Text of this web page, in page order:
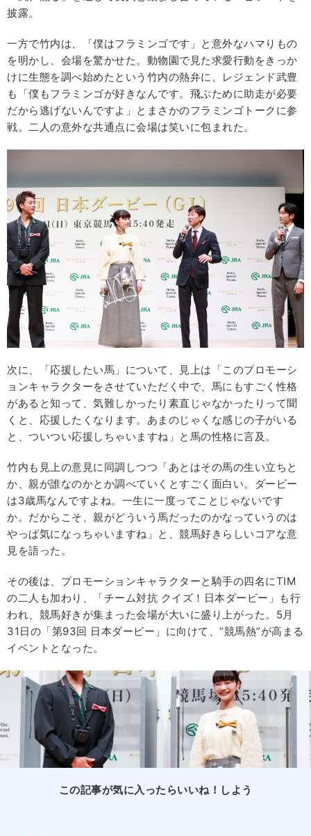
披露。
一方で竹内は、「僕はフラミンゴです」と意外なハマりもの
を明かし、会場を驚かせた。動物園で見た求愛行動をきっか
けに生態を調べ始めたという竹内の熱弁に、レジェンド武豊
も「僕もフラミンゴが好きなんです。飛ぶために助走が必要
だから逃げないんですよ」とまさかのフラミンゴトークに参
戦。二人の意外な共通点に会場は笑いに包まれた。
次に、「応援したい馬」について、見上は「このプロモーシ
ョンキャラクターをさせていただく中で、馬にもすごく性格
があると知って、気難しかったり素直じゃなかったりって聞
くと、応援したくなります。あまのじゃくな感じの子がいる
と、ついつい応援しちゃいますね」と馬の性格に言及。
竹内も見上の意見に同調しつつ「あとはその馬の生い立ちと
か、親が誰なのかとか調べていくとすごく面白い。ダービー
は3歳馬なんですよね。一生に一度ってことじゃないです
か。だからこそ、親がどういう馬だったのかなっていうのは
やっぱ気になっちゃいますね」と、競馬好きらしいコアな意
見を語った。
その後は、プロモーションキャラクターと騎手の四名にTIM
の二人も加わり、「チーム対抗 クイズ！日本ダービー」も行
われ、競馬好きが集まった会場が大いに盛り上がった。5月
31日の「第93回 日本ダービー」に向けて、“競馬熱”が高まる
イベントとなった。
この記事が気に入ったらいいね！しよう